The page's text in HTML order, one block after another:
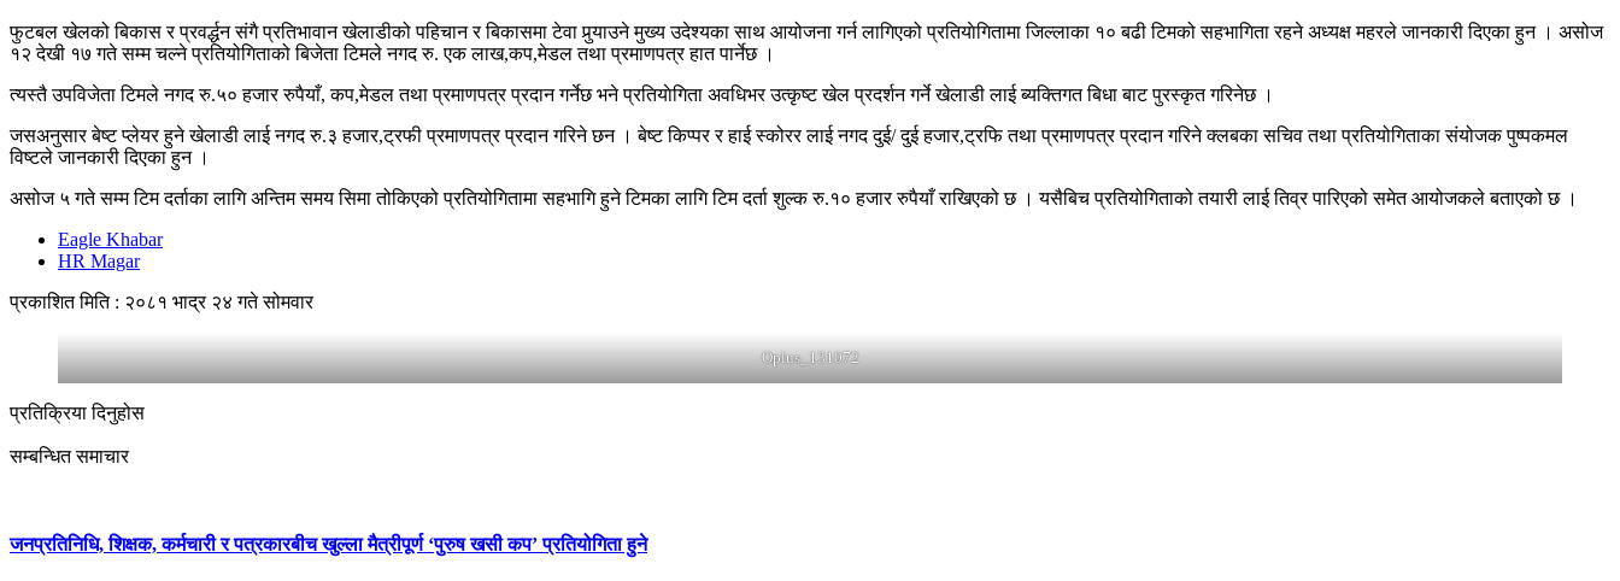
फुटबल खेलको बिकास र प्रवर्द्धन संगै प्रतिभावान खेलाडीको पहिचान र बिकासमा टेवा पुर्‍याउने मुख्य उदेश्यका साथ आयोजना गर्न लागिएको प्रतियाेगितामा जिल्लाका १० बढी टिमको सहभागिता रहने अध्यक्ष महरले जानकारी दिएका हुन । असोज
१२ देखी १७ गते सम्म चल्ने प्रतियोगिताको बिजेता टिमले नगद रु. एक लाख,कप,मेडल तथा प्रमाणपत्र हात पार्नेछ ।
त्यस्तै उपविजेता टिमले नगद रु.५० हजार रुपैयाँ, कप,मेडल तथा प्रमाणपत्र प्रदान गर्नेछ भने प्रतियाेगिता अवधिभर उत्कृष्ट खेल प्रदर्शन गर्ने खेलाडी लाई ब्यक्तिगत बिधा बाट पुरस्कृत गरिनेछ ।
जसअनुसार बेष्ट प्लेयर हुने खेलाडी लाई नगद रु.३ हजार,ट्रफी प्रमाणपत्र प्रदान गरिने छन । बेष्ट किप्पर र हाई स्कोरर लाई नगद दुई/ दुई हजार,ट्रफि तथा प्रमाणपत्र प्रदान गरिने क्लबका सचिव तथा प्रतियोगिताका संयोजक पुष्पकमल
विष्टले जानकारी दिएका हुन ।
असोज ५ गते सम्म टिम दर्ताका लागि अन्तिम समय सिमा तोकिएको प्रतियोगितामा सहभागि हुने टिमका लागि टिम दर्ता शुल्क रु.१० हजार रुपैयाँ राखिएको छ । यसैबिच प्रतियोगिताको तयारी लाई तिव्र पारिएको समेत आयोजकले बताएको छ ।
Eagle Khabar
HR Magar
प्रकाशित मिति : २०८१ भाद्र २४ गते सोमवार
Oplus_131072
प्रतिक्रिया दिनुहोस
सम्बन्धित समाचार
जनप्रतिनिधि, शिक्षक, कर्मचारी र पत्रकारबीच खुल्ला मैत्रीपूर्ण ‘पुरुष खसी कप’ प्रतियोगिता हुने